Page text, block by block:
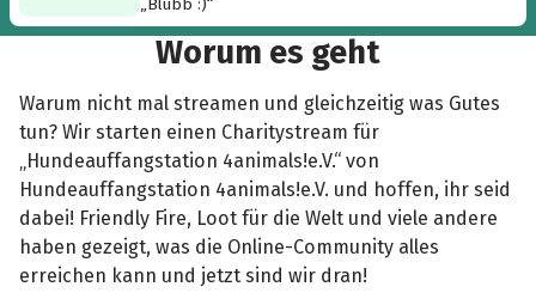
Worum es geht
Warum nicht mal streamen und gleichzeitig was Gutes
tun? Wir starten einen Charitystream für
„Hundeauffangstation 4animals!e.V.“ von
Hundeauffangstation 4animals!e.V. und hoffen, ihr seid
dabei! Friendly Fire, Loot für die Welt und viele andere
haben gezeigt, was die Online-Community alles
erreichen kann und jetzt sind wir dran!